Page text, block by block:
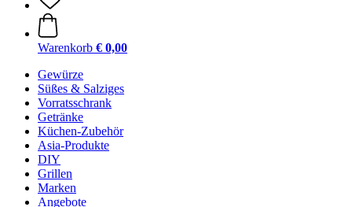
Warenkorb € 0,00
Gewürze
Süßes & Salziges
Vorratsschrank
Getränke
Küchen-Zubehör
Asia-Produkte
DIY
Grillen
Marken
Angebote